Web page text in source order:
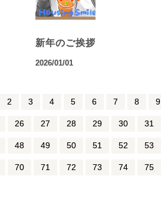
新年のご挨拶
2026/01/01
2 3 4 5 6 7 8 9
26 27 28 29 30 31
48 49 50 51 52 53
70 71 72 73 74 75